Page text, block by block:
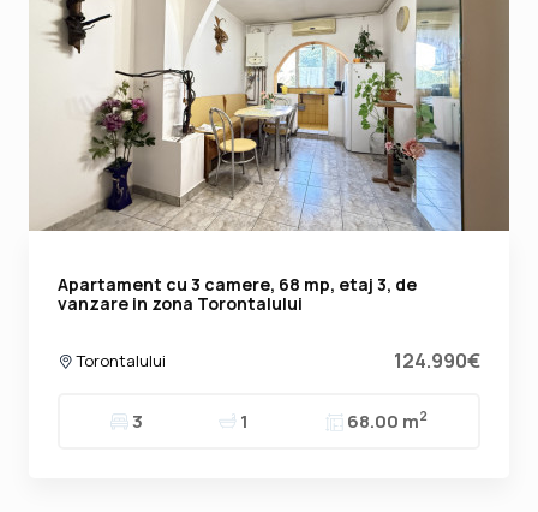
Apartament cu 3 camere, 68 mp, etaj 3, de
vanzare in zona Torontalului
Torontalului 124.990€
3 1 68.00 m2